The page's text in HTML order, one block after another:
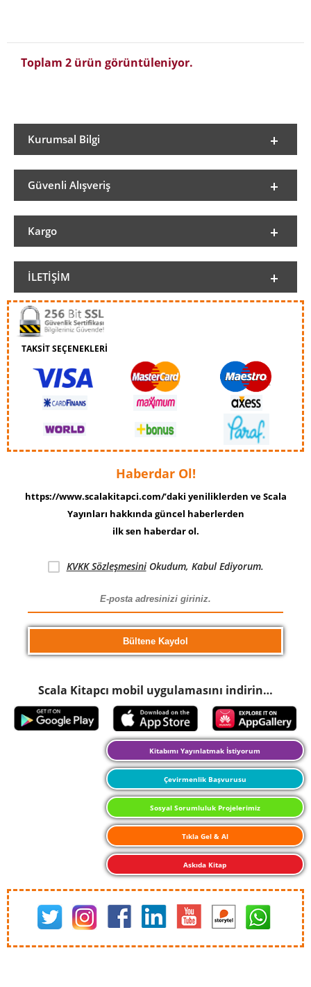
Toplam 2 ürün görüntüleniyor.
Kurumsal Bilgi
Güvenli Alışveriş
Kargo
İLETIŞIM
TAKSİT SEÇENEKLERİ
Haberdar Ol!
https://www.scalakitapci.com/’daki yeniliklerden ve Scala
Yayınları hakkında güncel haberlerden
ilk sen haberdar ol.
KVKK SözleşmesiniOkudum, Kabul Ediyorum.
Scala Kitapcı mobil uygulamasını indirin…
Kitabımı Yayınlatmak İstiyorum
Çevirmenlik Başvurusu
Sosyal Sorumluluk Projelerimiz
Tıkla Gel & Al
Askıda Kitap